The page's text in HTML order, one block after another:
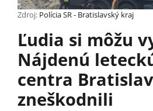
Zdroj: Polícia SR - Bratislavský kraj
Ľudia si môžu
Nájdenú
centra
zneškodnili